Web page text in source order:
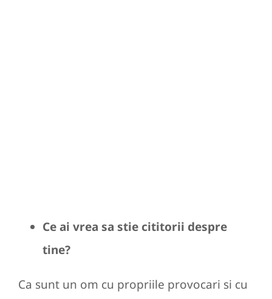
Ce ai vrea sa stie cititorii despre
tine?
Ca sunt un om cu propriile provocari si cu